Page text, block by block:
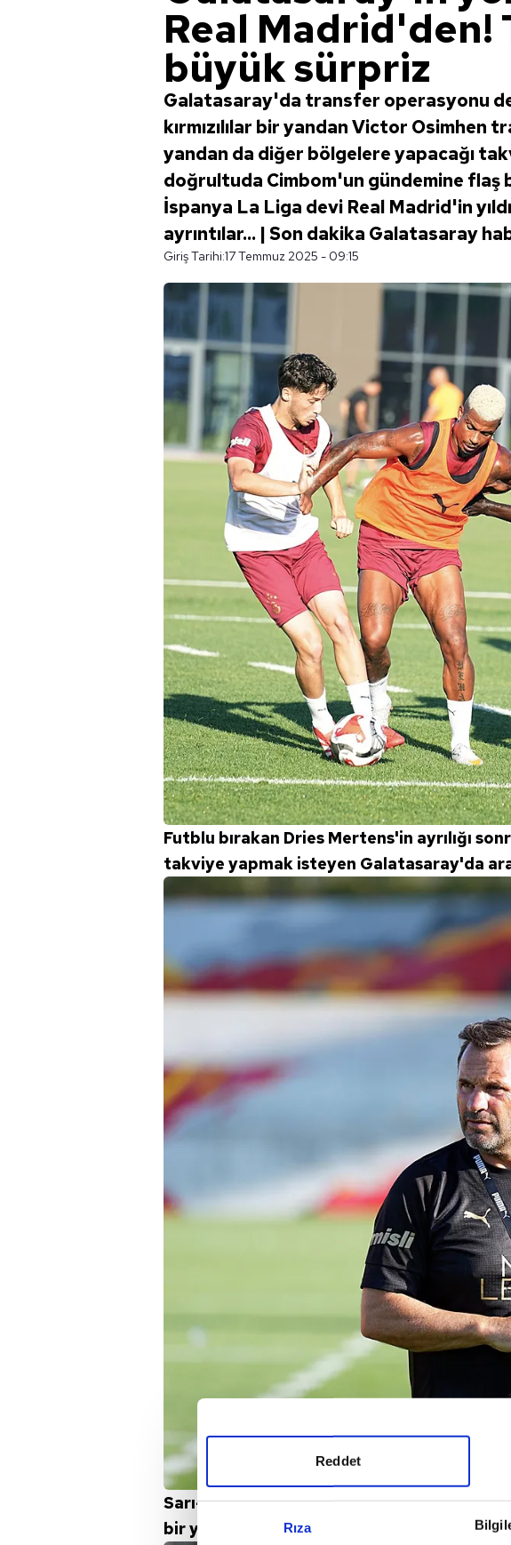
Rıza
Reddet
Real Madrid'den!
büyük sürpriz
Galatasaray'da transfer operasyonu
kırmızılılar bir yandan Victor Osimhen
yandan da diğer bölgelere yapacağı
doğrultuda Cimbom'un gündemine flaş
İspanya La Liga devi Real Madrid'in
ayrıntılar... | Son dakika Galatasaray
Giriş Tarihi:17 Temmuz 2025 - 09:15
Futblu bırakan Dries Mertens'in ayrılığı
takviye yapmak isteyen Galatasaray'da
Sarı-Kırmızılılar bir yandan listedeki
bir yandan da kulübe sürekli menajer